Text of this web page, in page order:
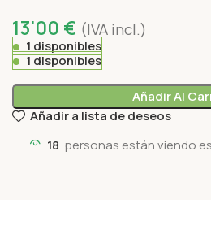
13'00 € (IVA incl.)
1 disponibles
1 disponibles
Añadir Al
Añadir a lista de deseos
18 personas están viendo